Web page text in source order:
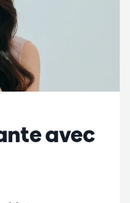
avec